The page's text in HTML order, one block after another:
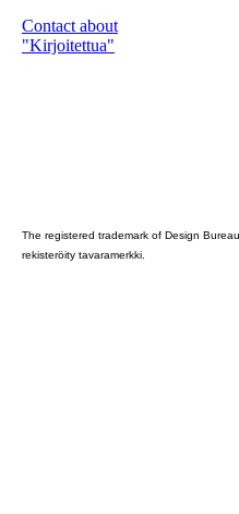
Contact about
"Kirjoitettua"
The registered trademark of Design
rekisteröity tavaramerkki.